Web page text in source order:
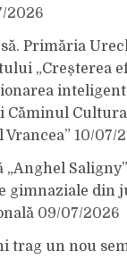
2026
Primăria
„Creșterea
Căminul
10/07/
„Anghel
gimnaziale din
09/07/2026
trag un nou